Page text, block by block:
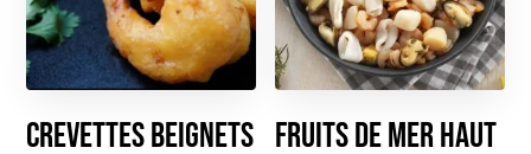
Crevettes Beignets Fruits de mer haut